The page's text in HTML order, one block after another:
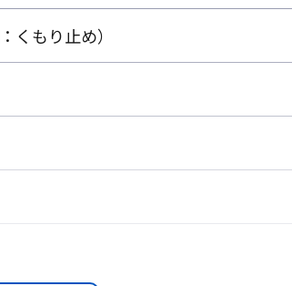
。
用ください。
くもり止め）